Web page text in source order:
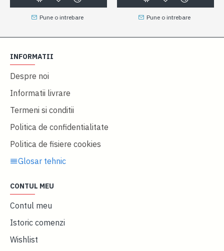
Pune o intrebare Pune o intrebare
INFORMATII
Despre noi
Informatii livrare
Termeni si conditii
Politica de confidentialitate
Politica de fisiere cookies
Glosar tehnic
CONTUL MEU
Contul meu
Istoric comenzi
Wishlist